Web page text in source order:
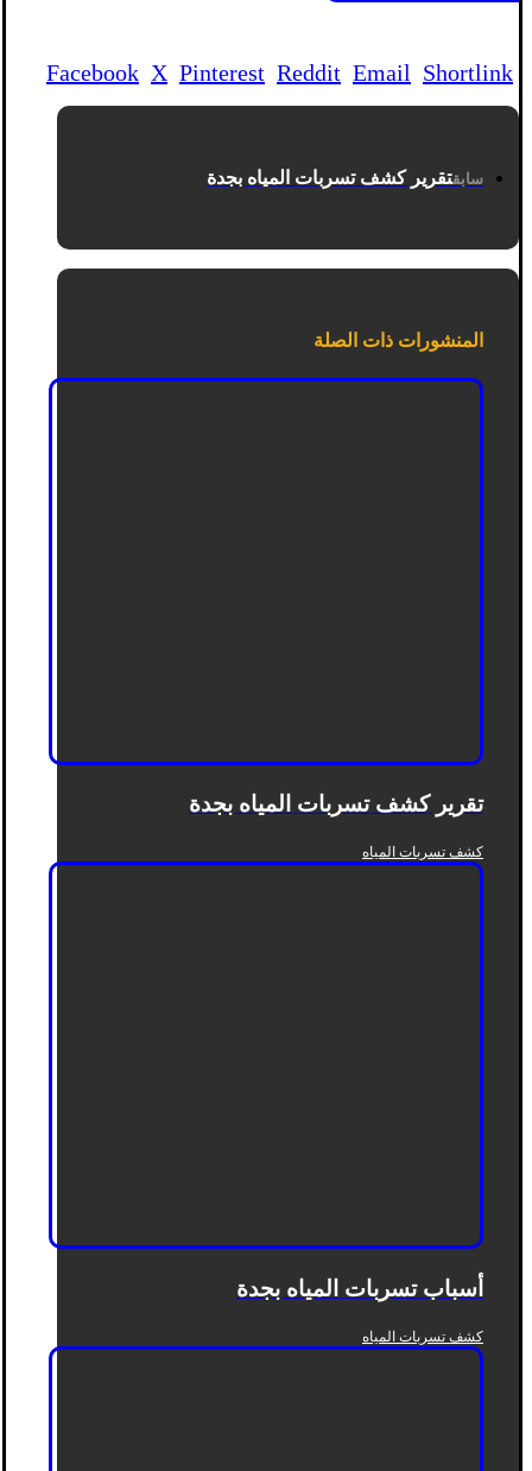
Facebook X Pinterest Reddit Email Shortlink
سابقتقرير كشف تسربات المياه بجدة
المنشورات ذات الصلة
تقرير كشف تسربات المياه بجدة
كشف تسربات المياه
أسباب تسربات المياه بجدة
كشف تسربات المياه